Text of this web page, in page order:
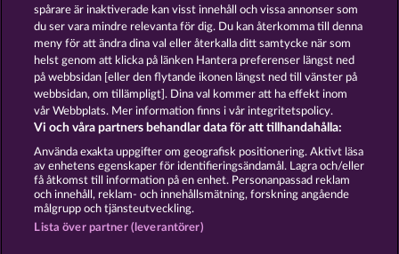
40 THIEVES ROYAL SEVEN
Användarvillkor Sekretesspolicy Avtryck
Om Företaget FAQ Facebook
Skicka in en begäran om att ångra köpet
spårare är inaktiverade kan visst innehåll och vissa annonser som
du ser vara mindre relevanta för dig. Du kan återkomma till denna
meny för att ändra dina val eller återkalla ditt samtycke när som
helst genom att klicka på länken Hantera preferenser längst ned
på webbsidan [eller den flytande ikonen längst ned till vänster på
webbsidan, om tillämpligt]. Dina val kommer att ha effekt inom
vår Webbplats. Mer information finns i vår integritetspolicy.
Vi och våra partners behandlar data för att tillhandahålla:
Använda exakta uppgifter om geografisk positionering. Aktivt läsa
av enhetens egenskaper för identifieringsändamål. Lagra och/eller
få åtkomst till information på en enhet. Personanpassad reklam
och innehåll, reklam- och innehållsmätning, forskning angående
målgrupp och tjänsteutveckling.
Lista över partner (leverantörer)